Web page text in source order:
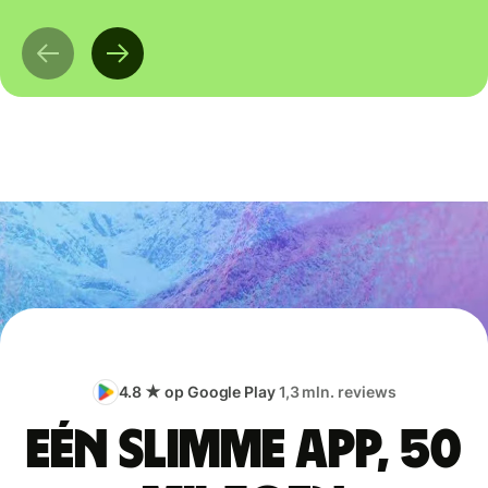
4.8 ★ op Google Play1,3 mln. reviews
Eén slimme app, 50